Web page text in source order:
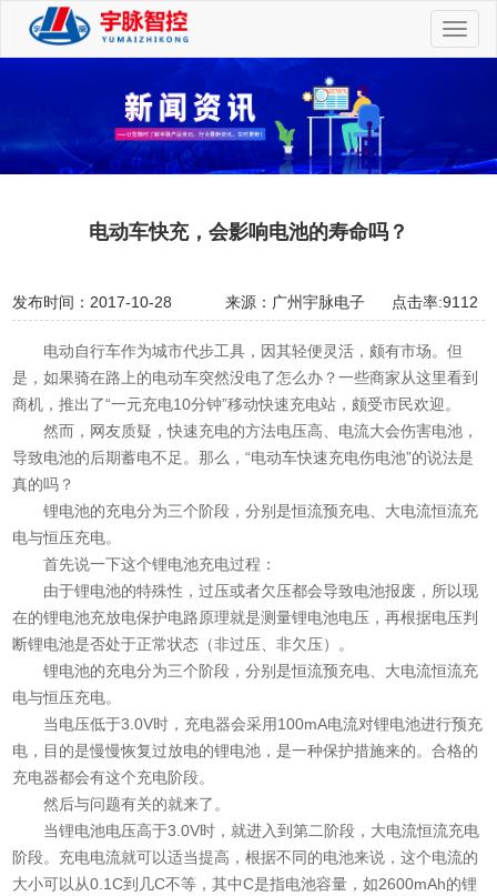
切
换
电动车快充，会影响电池的寿命吗？
发布时间：2017-10-28 来源：广州宇脉电子 点击率:9112
电动自行车作为城市代步工具，因其轻便灵活，颇有市场。但
是，如果骑在路上的电动车突然没电了怎么办？一些商家从这里看到
商机，推出了“一元充电10分钟”移动快速充电站，颇受市民欢迎。
然而，网友质疑，快速充电的方法电压高、电流大会伤害电池，
导致电池的后期蓄电不足。那么，“电动车快速充电伤电池”的说法是
真的吗？
锂电池的充电分为三个阶段，分别是恒流预充电、大电流恒流充
电与恒压充电。
首先说一下这个锂电池充电过程：
由于锂电池的特殊性，过压或者欠压都会导致电池报废，所以现
在的锂电池充放电保护电路原理就是测量锂电池电压，再根据电压判
断锂电池是否处于正常状态（非过压、非欠压）。
锂电池的充电分为三个阶段，分别是恒流预充电、大电流恒流充
电与恒压充电。
当电压低于3.0V时，充电器会采用100mA电流对锂电池进行预充
电，目的是慢慢恢复过放电的锂电池，是一种保护措施来的。合格的
充电器都会有这个充电阶段。
然后与问题有关的就来了。
当锂电池电压高于3.0V时，就进入到第二阶段，大电流恒流充电
阶段。充电电流就可以适当提高，根据不同的电池来说，这个电流的
大小可以从0.1C到几C不等，其中C是指电池容量，如2600mAh的锂